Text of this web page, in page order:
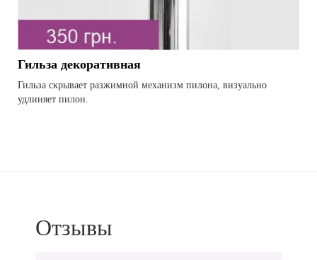
Гильза декоративная
Гильза скрывает разжимной механизм пилона, визуально
удлиняет пилон.
Отзывы